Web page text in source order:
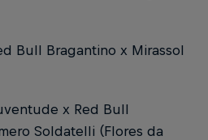
Bull Bragantino x Mirassol
x Red Bull
Soldatelli (Flores da